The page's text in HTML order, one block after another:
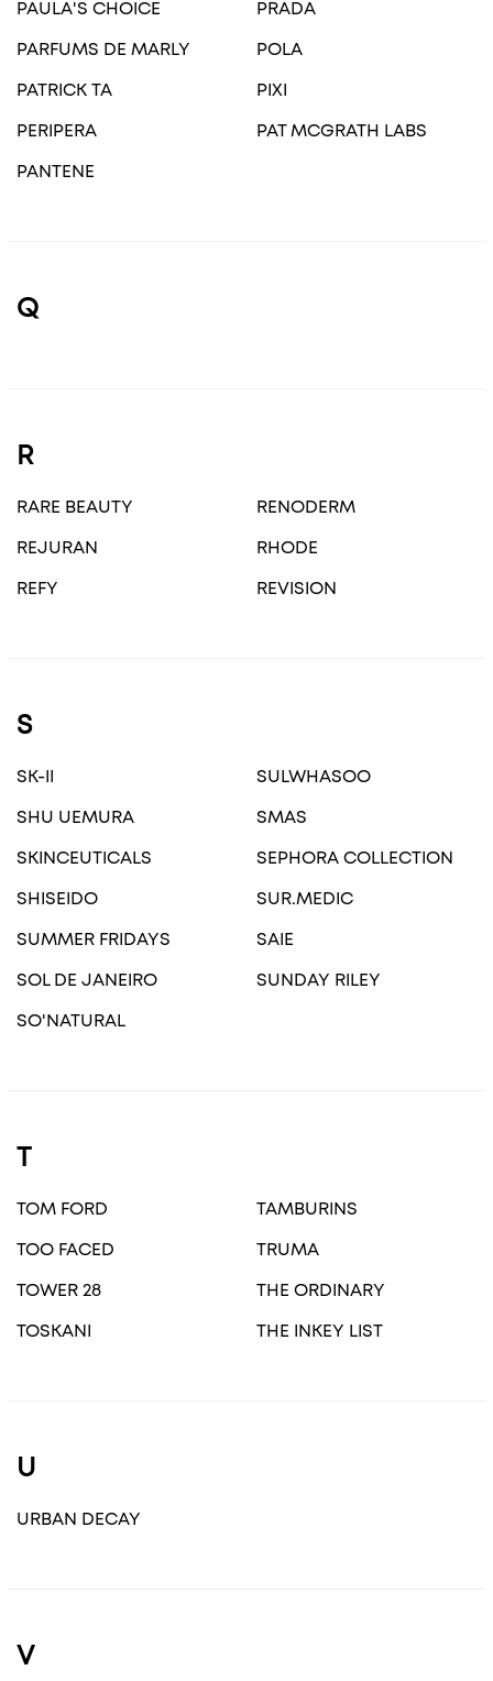
PAULA'S CHOICE
PRADA
PARFUMS DE MARLY
POLA
PATRICK TA
PIXI
PERIPERA
PAT MCGRATH LABS
PANTENE
Q
R
RARE BEAUTY
RENODERM
REJURAN
RHODE
REFY
REVISION
S
SK-II
SULWHASOO
SHU UEMURA
SMAS
SKINCEUTICALS
SEPHORA COLLECTION
SHISEIDO
SUR.MEDIC
SUMMER FRIDAYS
SAIE
SOL DE JANEIRO
SUNDAY RILEY
SO'NATURAL
T
TOM FORD
TAMBURINS
TOO FACED
TRUMA
TOWER 28
THE ORDINARY
TOSKANI
THE INKEY LIST
U
URBAN DECAY
V